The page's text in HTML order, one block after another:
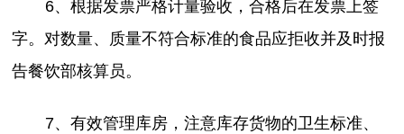
6、根据发票严格计量验收，合格后在发票上签
字。对数量、质量不符合标准的食品应拒收并及时报
告餐饮部核算员。
7、有效管理库房，注意库存货物的卫生标准、